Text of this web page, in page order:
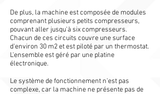
De plus, la machine est composée de modules
comprenant plusieurs petits compresseurs,
pouvant aller jusqu'à six compresseurs.
Chacun de ces circuits couvre une surface
d'environ 30 m2 et est piloté par un thermostat.
L'ensemble est géré par une platine
électronique.
Le système de fonctionnement n'est pas
complexe, car la machine ne présente pas de